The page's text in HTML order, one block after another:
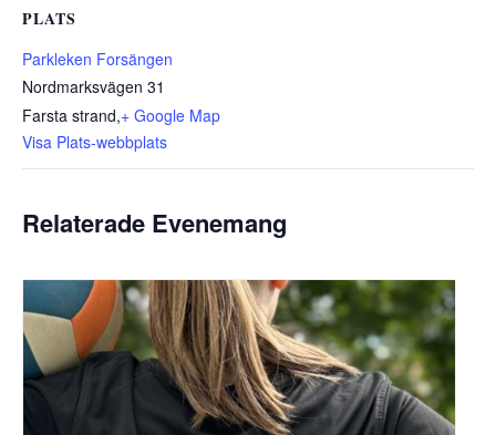
PLATS
Parkleken Forsängen
Nordmarksvägen 31
Farsta strand,+ Google Map
Visa Plats-webbplats
Relaterade Evenemang